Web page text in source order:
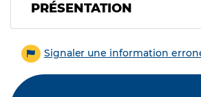
PRÉSENTATION
Signaler une information